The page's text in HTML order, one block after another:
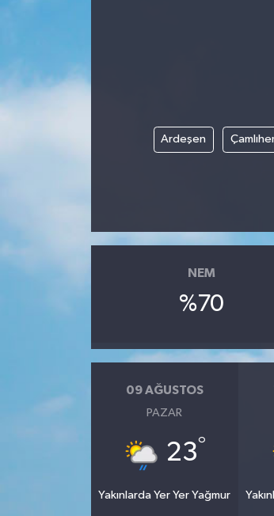
Ardeşen
NEM
%70
09 AĞUSTOS
PAZAR
23°
Yakınlarda Yer Yer Yağmur